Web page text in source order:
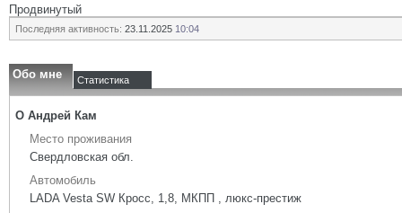
Продвинутый
Последняя активность: 23.11.2025 10:04
Обо мне Статистика
О Андрей Кам
Место проживания
Свердловская обл.
Автомобиль
LADA Vesta SW Кросс, 1,8, МКПП , люкс-престиж